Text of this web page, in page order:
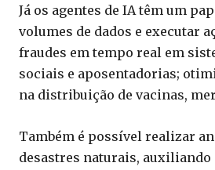
Já os agentes de IA têm um
volumes de dados e executar
fraudes em tempo real em
sociais e aposentadorias;
na distribuição de vacinas,
Também é possível realizar
desastres naturais,